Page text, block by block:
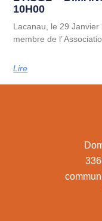
10H00
Lacanau, le 29
membre de l’
Lire